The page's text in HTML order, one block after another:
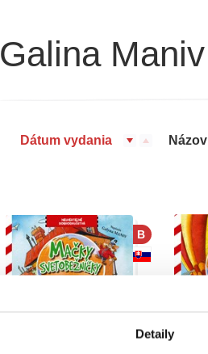
Detaily
Galina Maniv
Dátum vydania Názov
B